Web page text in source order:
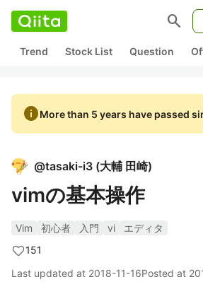
search
Trend Stock List Question
infoMore than 5 years have passed
@tasaki-i3 (大輔 田崎)
vimの基本操作
Vim 初心者 入門 vi
エディタ
151
Last updated at 2018-11-16Posted at